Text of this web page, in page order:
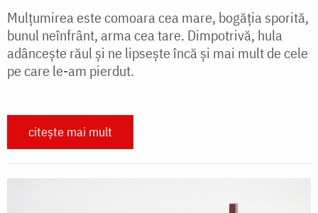
Mulțumirea este comoara cea mare, bogăția sporită,
bunul neînfrânt, arma cea tare. Dimpotrivă, hula
adâncește răul și ne lipsește încă și mai mult de cele
pe care le-am pierdut.
citește mai mult